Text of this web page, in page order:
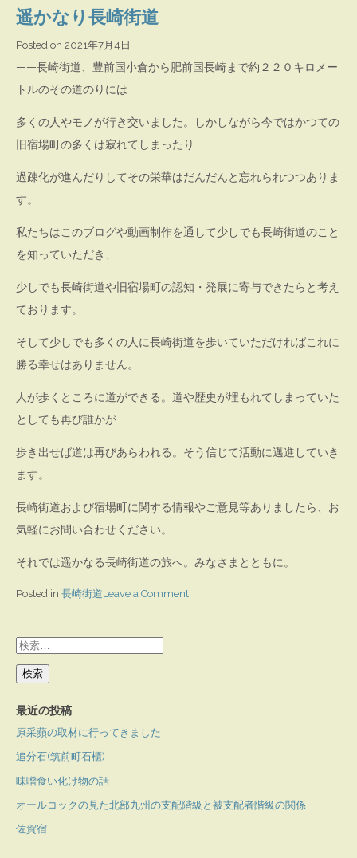
ん
ゅ
遥かなり長崎街道
Posted on 2021年7月4日
——長崎街道、豊前国小倉から肥前国長崎まで約２２０キロメー
トルのその道のりには
多くの人やモノが行き交いました。しかしながら今ではかつての
旧宿場町の多くは寂れてしまったり
過疎化が進んだりしてその栄華はだんだんと忘れられつつありま
す。
私たちはこのブログや動画制作を通して少しでも長崎街道のこと
を知っていただき、
少しでも長崎街道や旧宿場町の認知・発展に寄与できたらと考え
ております。
そして少しでも多くの人に長崎街道を歩いていただければこれに
勝る幸せはありません。
人が歩くところに道ができる。道や歴史が埋もれてしまっていた
としても再び誰かが
歩き出せば道は再びあらわれる。そう信じて活動に邁進していき
ます。
長崎街道および宿場町に関する情報やご意見等ありましたら、お
気軽にお問い合わせください。
それでは遥かなる長崎街道の旅へ。みなさまとともに。
Posted in 長崎街道Leave a Commenton
検
索:
最近の投稿
原采蘋の取材に行ってきました
追分石(筑前町石櫃)
味噌食い化け物の話
オールコックの見た北部九州の支配階級と被支配者階級の関係
佐賀宿